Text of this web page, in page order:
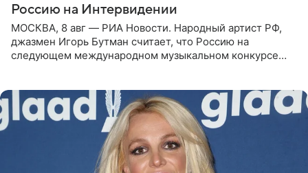
Россию на Интервидении
МОСКВА, 8 авг — РИА Новости. Народный артист РФ,
джазмен Игорь Бутман считает, что Россию на
следующем международном музыкальном конкурсе